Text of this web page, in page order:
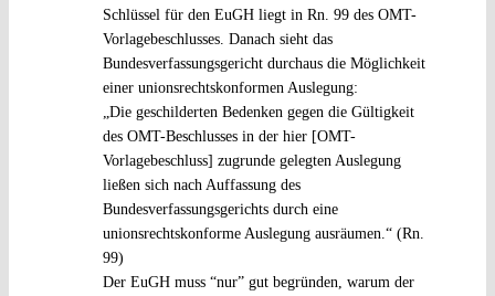
Schlüssel für den EuGH liegt in Rn. 99 des OMT-
Vorlagebeschlusses. Danach sieht das
Bundesverfassungsgericht durchaus die Möglichkeit
einer unionsrechtskonformen Auslegung:
„Die geschilderten Bedenken gegen die Gültigkeit
des OMT-Beschlusses in der hier [OMT-
Vorlagebeschluss] zugrunde gelegten Auslegung
ließen sich nach Auffassung des
Bundesverfassungsgerichts durch eine
unionsrechtskonforme Auslegung ausräumen.“ (Rn.
99)
Der EuGH muss “nur” gut begründen, warum der